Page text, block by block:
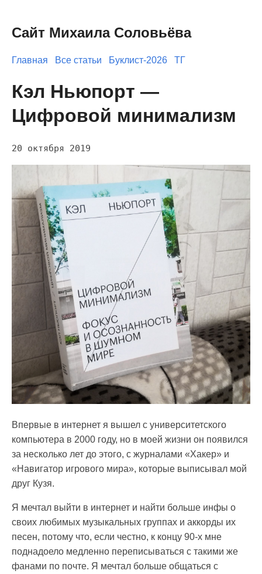
Сайт Михаила Соловьёва
Главная Все статьи Буклист-2026 ТГ
Кэл Ньюпорт —
Цифровой минимализм
20 октября 2019
Впервые в интернет я вышел с университетского
компьютера в 2000 году, но в моей жизни он появился
за несколько лет до этого, с журналами «Хакер» и
«Навигатор игрового мира», которые выписывал мой
друг Кузя.
Я мечтал выйти в интернет и найти больше инфы о
своих любимых музыкальных группах и аккорды их
песен, потому что, если честно, к концу 90-х мне
поднадоело медленно переписываться с такими же
фанами по почте. Я мечтал больше общаться с